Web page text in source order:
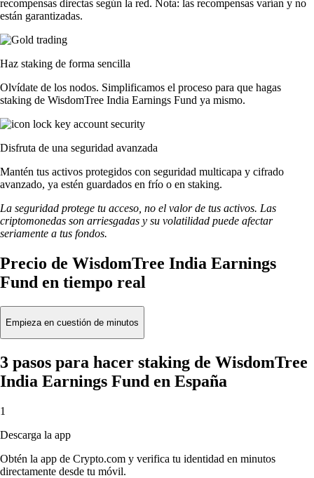
recompensas directas según la red. Nota: las recompensas varían y no
están garantizadas.
Haz staking de forma sencilla
Olvídate de los nodos. Simplificamos el proceso para que hagas
staking de WisdomTree India Earnings Fund ya mismo.
Disfruta de una seguridad avanzada
Mantén tus activos protegidos con seguridad multicapa y cifrado
avanzado, ya estén guardados en frío o en staking.
La seguridad protege tu acceso, no el valor de tus activos. Las
criptomonedas son arriesgadas y su volatilidad puede afectar
seriamente a tus fondos.
Precio de WisdomTree India Earnings
Fund en tiempo real
Empieza en cuestión de minutos
3 pasos para hacer staking de WisdomTree
India Earnings Fund en España
1
Descarga la app
Obtén la app de Crypto.com y verifica tu identidad en minutos
directamente desde tu móvil.